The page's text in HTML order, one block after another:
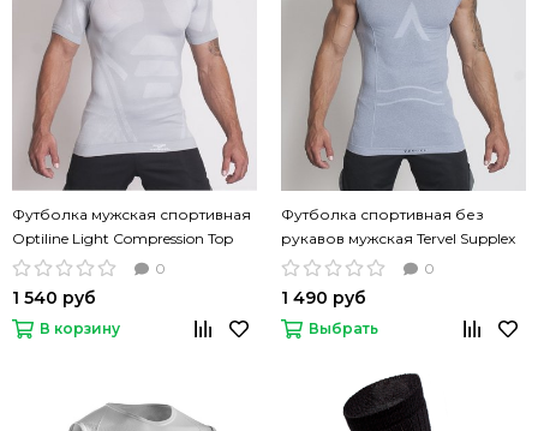
Футболка мужская спортивная
Optiline Light Compression Top
серый цвет
0
1 540 руб
В корзину
Футболка спортивная без
рукавов мужская Tervel Supplex
ComfortLine компрессионная
0
1 490 руб
Выбрать